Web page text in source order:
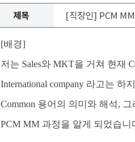
제목 [직장인] PCM
[배경]
저는 Sales와 MKT을 거쳐 현재
International company 라고는
Common 용어의 의미와 해석,
PCM MM 과정을 알게 되었습니